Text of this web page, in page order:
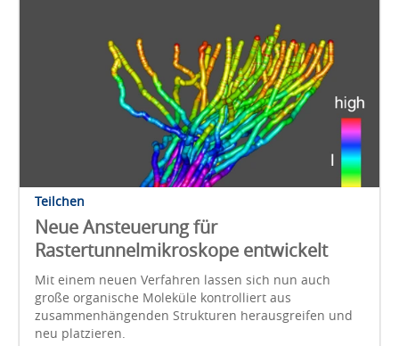
Teilchen
Neue Ansteuerung für
Rastertunnelmikroskope entwickelt
Mit einem neuen Verfahren lassen sich nun auch
große organische Moleküle kontrolliert aus
zusammenhängenden Strukturen herausgreifen und
neu platzieren.